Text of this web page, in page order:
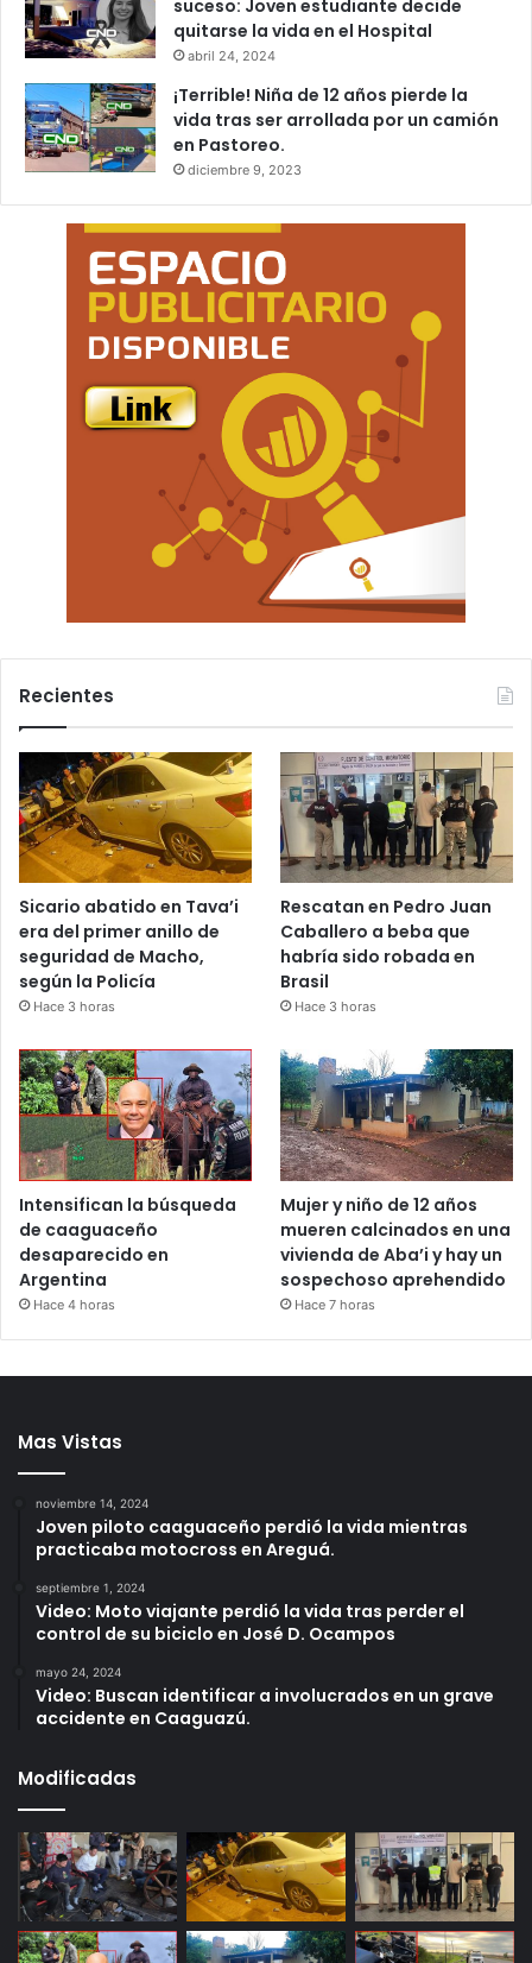
suceso: Joven estudiante decide
quitarse la vida en el Hospital
abril 24, 2024
¡Terrible! Niña de 12 años pierde la
vida tras ser arrollada por un camión
en Pastoreo.
diciembre 9, 2023
Recientes
Sicario abatido en Tava’i
era del primer anillo de
seguridad de Macho,
según la Policía
Hace 3 horas
Rescatan en Pedro Juan
Caballero a beba que
habría sido robada en
Brasil
Hace 3 horas
Intensifican la búsqueda
de caaguaceño
desaparecido en
Argentina
Hace 4 horas
Mujer y niño de 12 años
mueren calcinados en una
vivienda de Aba’i y hay un
sospechoso aprehendido
Hace 7 horas
Mas Vistas
noviembre 14, 2024
Joven piloto caaguaceño perdió la vida mientras
practicaba motocross en Areguá.
septiembre 1, 2024
Video: Moto viajante perdió la vida tras perder el
control de su biciclo en José D. Ocampos
mayo 24, 2024
Video: Buscan identificar a involucrados en un grave
accidente en Caaguazú.
Modificadas